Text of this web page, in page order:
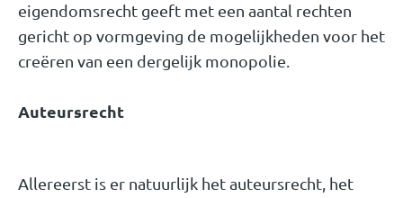
eigendomsrecht geeft met een aantal rechten
gericht op vormgeving de mogelijkheden voor het
creëren van een dergelijk monopolie.
Auteursrecht
Allereerst is er natuurlijk het auteursrecht, het